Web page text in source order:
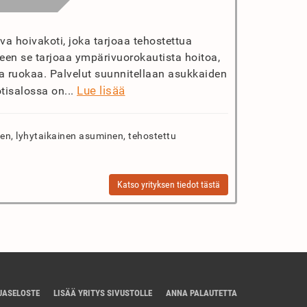
hoivakoti, joka tarjoaa tehostettua
se tarjoaa ympärivuorokautista hoitoa,
Palvelut suunnitellaan asukkaiden
on... Lue lisää
lyhytaikainen asuminen, tehostettu
Katso yrityksen tiedot tästä
LISÄÄ YRITYS SIVUSTOLLE ANNA PALAUTETTA